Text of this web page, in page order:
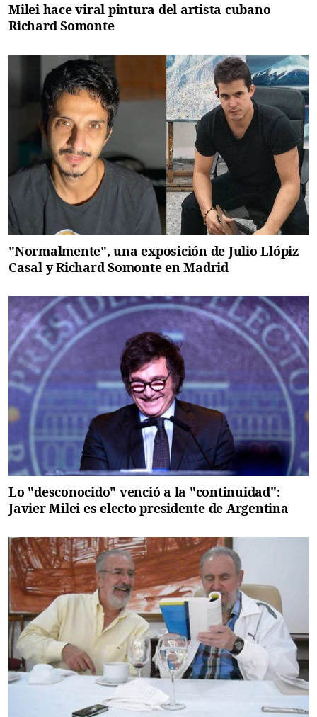
Milei hace viral pintura del artista cubano
Richard Somonte
"Normalmente", una exposición de Julio Llópiz
Casal y Richard Somonte en Madrid
Lo "desconocido" venció a la "continuidad":
Javier Milei es electo presidente de Argentina